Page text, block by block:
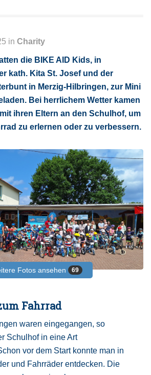
in Charity
die BIKE AID Kids, in
kath. Kita St. Josef und der
in Merzig-Hilbringen, zur Mini
Bei herrlichem Wetter kamen
ihren Eltern an den Schulhof, um
zu erlernen oder zu verbessern.
Fotos ansehen 69
Fahrrad
waren eingegangen, so
Schulhof in eine Art
vor dem Start konnte man in
und Fahrräder entdecken. Die